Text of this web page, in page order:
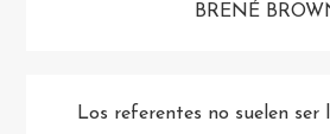
BRENÉ
Los referentes no suelen ser